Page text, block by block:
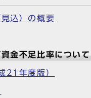
込）の概要
金不足比率について
21年度版）